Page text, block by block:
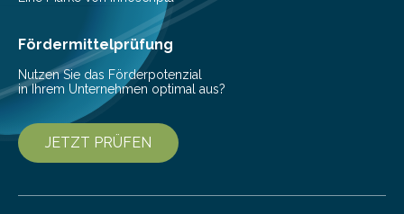
Dateiverschlüsselung via Dropbox ihre…
Fördermittelprüfung
Nutzen Sie das Förderpotenzial
in Ihrem Unternehmen optimal aus?
JETZT PRÜFEN